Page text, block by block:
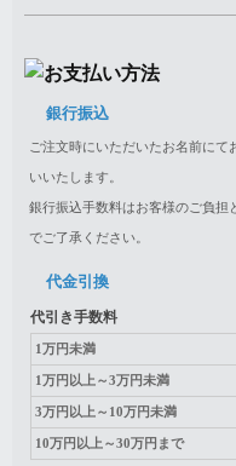
銀行振込
ご注文時にいただいたお名前にて
いいたします。
銀行振込手数料はお客様のご負担
でご了承ください。
代金引換
代引き手数料
1万円未満
1万円以上～3万円未満
3万円以上～10万円未満
10万円以上～30万円まで